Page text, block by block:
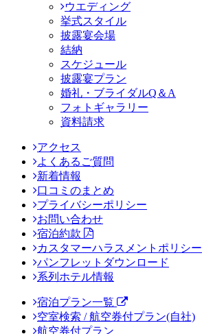
ウエディング
挙式スタイル
披露宴会場
結納
スケジュール
披露宴プラン
婚礼・ブライダルQ＆A
フォトギャラリー
資料請求
アクセス
よくあるご質問
新着情報
口コミのまとめ
プライバシーポリシー
お問い合わせ
宿泊約款
カスタマーハラスメントポリシー
パンフレットダウンロード
系列ホテル情報
宿泊プラン一覧
空室検索 / 航空券付プラン(自社)
航空券付プラン